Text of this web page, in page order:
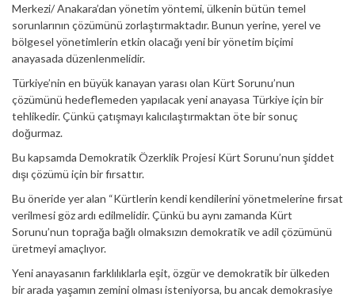
Merkezi/ Anakara’dan yönetim yöntemi, ülkenin bütün temel
sorunlarının çözümünü zorlaştırmaktadır. Bunun yerine, yerel ve
bölgesel yönetimlerin etkin olacağı yeni bir yönetim biçimi
anayasada düzenlenmelidir.
Türkiye’nin en büyük kanayan yarası olan Kürt Sorunu’nun
çözümünü hedeflemeden yapılacak yeni anayasa Türkiye için bir
tehlikedir. Çünkü çatışmayı kalıcılaştırmaktan öte bir sonuç
doğurmaz.
Bu kapsamda Demokratik Özerklik Projesi Kürt Sorunu’nun şiddet
dışı çözümü için bir fırsattır.
Bu öneride yer alan “Kürtlerin kendi kendilerini yönetmelerine fırsat
verilmesi göz ardı edilmelidir. Çünkü bu aynı zamanda Kürt
Sorunu’nun toprağa bağlı olmaksızın demokratik ve adil çözümünü
üretmeyi amaçlıyor.
Yeni anayasanın farklılıklarla eşit, özgür ve demokratik bir ülkeden
bir arada yaşamın zemini olması isteniyorsa, bu ancak demokrasiye